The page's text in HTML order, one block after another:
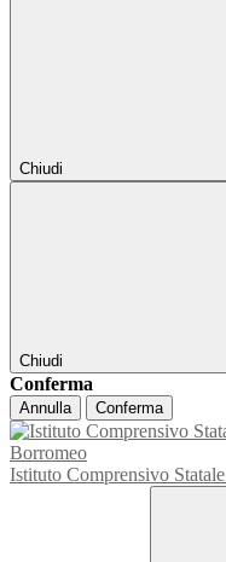
Chiudi
Chiudi
Conferma
Annulla Conferma
Istituto Comprensivo Statale